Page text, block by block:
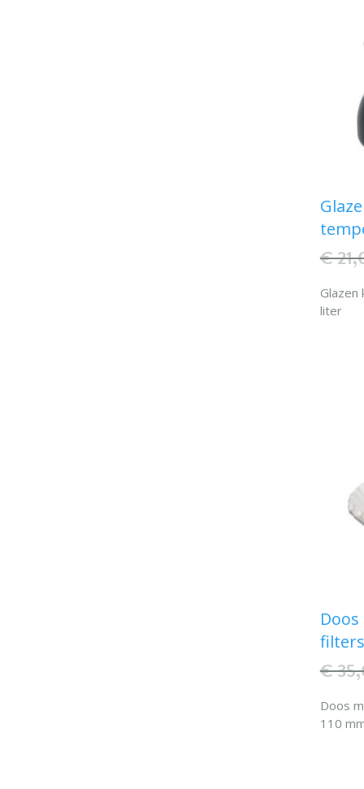
€
liter
€
Doos
110